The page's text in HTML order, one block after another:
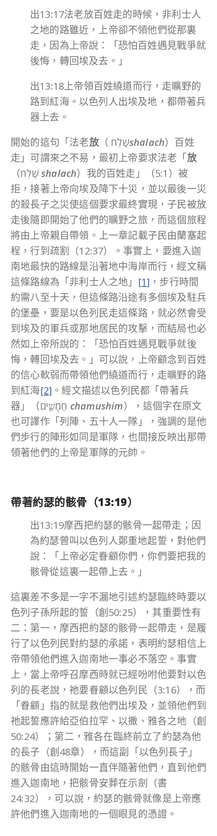
出13:17法老放百姓走的時候，非利士人
之地的路雖近，上帝卻不領他們從那裏
走，因為上帝說：「恐怕百姓遇見戰爭就
後悔，轉回埃及去。」
出13:18上帝領百姓繞道而行，走曠野的
路到紅海。以色列人出埃及地，都帶著兵
器上去。
開始的這句「法老放 （ שָׁלַחshalach）百姓
走」可謂來之不易，最初上帝要求法老「放
（שָׁלַחshalach）我的百姓走」（5:1）被
拒，接著上帝向埃及降下十災，並以最後一災
的殺長子之災使這個要求最終實現，子民被放
走後隨即開始了他們的曠野之旅，而這個旅程
將由上帝親自帶領。上一章記載子民由蘭塞起
程，行到疏割（12:37）。事實上，要進入迦
南地最快的路線是沿著地中海岸而行，經文稱
這條路線為「非利士人之地」 [1] ，步行時間
約需八至十天，但這條路沿途有多個埃及駐兵
的堡壘，要是以色列民走這條路，就必然會受
到埃及的軍兵或那地居民的攻擊，而結局也必
然如上帝所說的：「恐怕百姓遇見戰爭就後
悔，轉回埃及去。」可以說，上帝顧念到百姓
的信心軟弱而帶領他們繞道而行，走曠野的路
到紅海[2] 。經文描述以色列民都「帶著兵
chamushim），這個字在原文
也可譯作「列陣、五十人一隊」，強調的是他
們步行的陣形如同是軍隊，也間接反映出那帶
領著他們的上帝是軍隊的元帥。
帶著約瑟的骸骨（13:19）
出13:19摩西把約瑟的骸骨一起帶走；因
為約瑟曾叫以色列人鄭重地起誓，對他們
說：「上帝必定眷顧你們，你們要把我的
骸骨從這裏一起帶上去。」
這裏差不多是一字不漏地引述約瑟臨終時要以
色列子孫所起的誓（創50:25），其重要性有
二：第一，摩西把約瑟的骸骨一起帶走，是履
行了以色列民對約瑟的承諾，表明約瑟相信上
帝帶領他們進入迦南地一事必不落空。事實
上，當上帝呼召摩西時就已經吩咐他要對以色
列的長老說，祂要眷顧以色列民（3:16），而
「眷顧」指的就是救他們出埃及，並領他們到
祂起誓應許給亞伯拉罕、以撒、雅各之地（創
50:24）；第二，雅各在臨終前立了約瑟為他
的長子（創48章），而這副「以色列長子」
的骸骨由這時開始一直伴隨著他們，直到他們
進入迦南地，把骸骨安葬在示劍（書
24:32），可以說，約瑟的骸骨就像是上帝應
許他們進入迦南地的一個眼見的憑證。